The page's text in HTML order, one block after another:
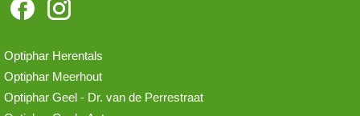
Optiphar Herentals
Optiphar Meerhout
Optiphar Geel - Dr. van de Perrestraat